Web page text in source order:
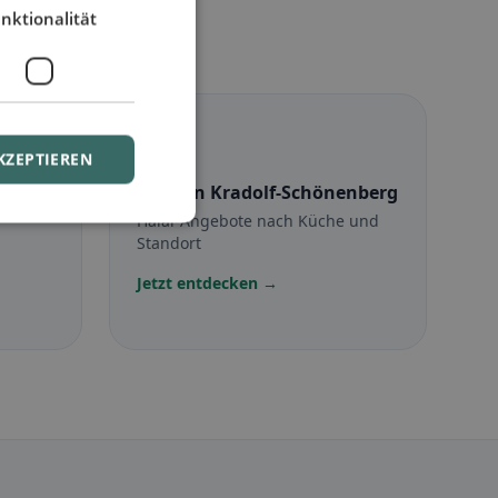
in Kradolf-Schönenberg
Halal-Angebote nach Küche und
Standort
Jetzt entdecken →